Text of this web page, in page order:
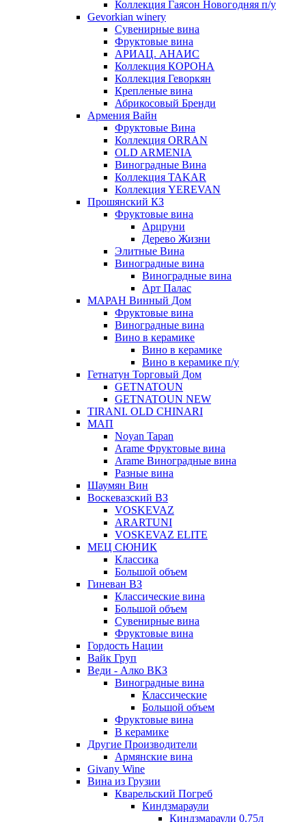
Коллекция Гаясон Новогодняя п/у
Gevorkian winery
Сувенирные вина
Фруктовые вина
АРИАЦ. АНАИС
Коллекция КОРОНА
Коллекция Геворкян
Крепленые вина
Абрикосовый Бренди
Армения Вайн
Фруктовые Вина
Коллекция ORRAN
OLD ARMENIA
Виноградные Вина
Коллекция TAKAR
Коллекция YEREVAN
Прошянский КЗ
Фруктовые вина
Арцруни
Дерево Жизни
Элитные Вина
Виноградные вина
Виноградные вина
Арт Палас
МАРАН Винный Дом
Фруктовые вина
Виноградные вина
Вино в керамике
Вино в керамике
Вино в керамике п/у
Гетнатун Торговый Дом
GETNATOUN
GETNATOUN NEW
TIRANI. OLD CHINARI
МАП
Noyan Tapan
Arame Фруктовые вина
Arame Виноградные вина
Разные вина
Шаумян Вин
Воскевазский ВЗ
VOSKEVAZ
ARARTUNI
VOSKEVAZ ELITE
МЕЦ СЮНИК
Классика
Большой объем
Гиневан ВЗ
Классические вина
Большой объем
Сувенирные вина
Фруктовые вина
Гордость Нации
Вайк Груп
Веди - Алко ВКЗ
Виноградные вина
Классические
Большой объем
Фруктовые вина
В керамике
Другие Производители
Армянские вина
Givany Wine
Вина из Грузии
Кварельский Погреб
Киндзмараули
Киндзмараули 0,75л